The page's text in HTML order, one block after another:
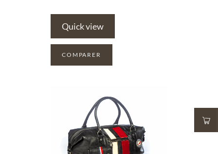
Quick view
COMPARER